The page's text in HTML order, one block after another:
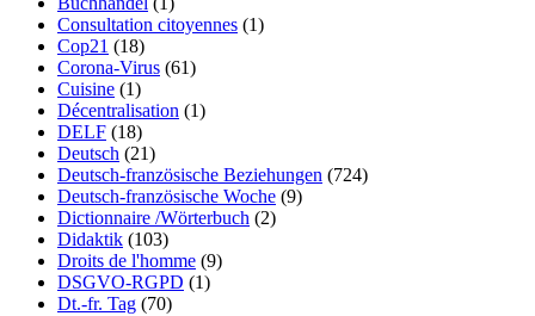
Consultation citoyennes (1)
Cop21 (18)
Corona-Virus (61)
Cuisine (1)
Décentralisation (1)
DELF (18)
Deutsch (21)
Deutsch-französische Beziehungen (724)
Deutsch-französische Woche (9)
Dictionnaire /Wörterbuch (2)
Didaktik (103)
Droits de l'homme (9)
DSGVO-RGPD (1)
Dt.-fr. Tag (70)